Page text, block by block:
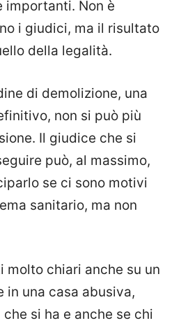
importanti. Non è
i giudici, ma il risultato
della legalità.
di demolizione, una
non si può più
Il giudice che si
può, al massimo,
se ci sono motivi
sanitario, ma non
molto chiari anche su un
in una casa abusiva,
che si ha e anche se chi